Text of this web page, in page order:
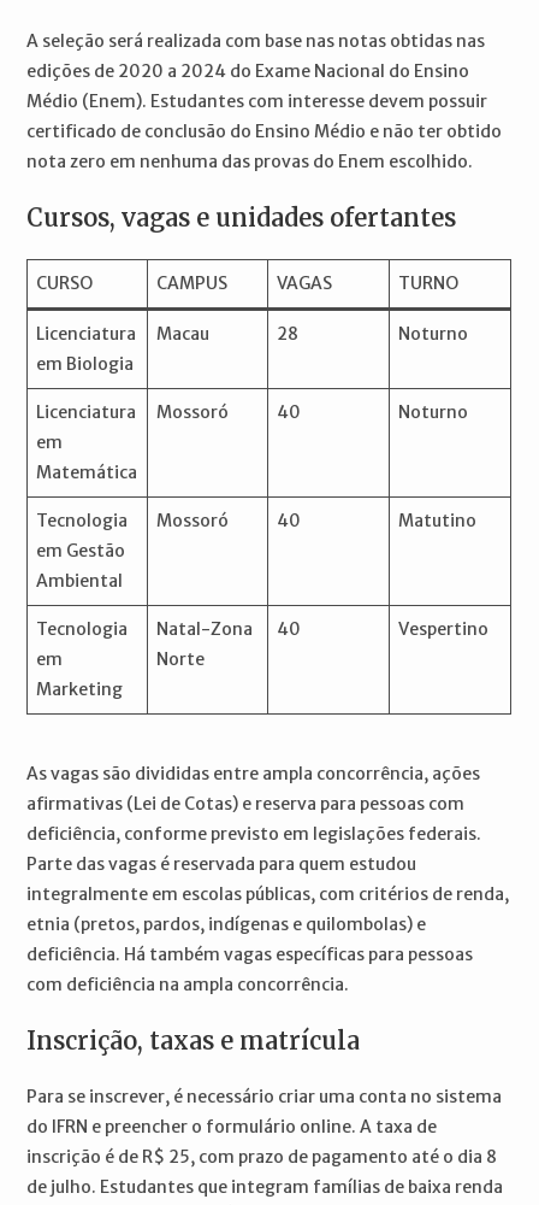
A seleção será realizada com base nas notas obtidas nas
edições de 2020 a 2024 do Exame Nacional do Ensino
Médio (Enem). Estudantes com interesse devem possuir
certificado de conclusão do Ensino Médio e não ter obtido
nota zero em nenhuma das provas do Enem escolhido.
Cursos, vagas e unidades ofertantes
CURSO CAMPUS VAGAS TURNO
Licenciatura
em Biologia
Macau 28 Noturno
Licenciatura
em
Matemática
Mossoró 40 Noturno
Tecnologia
em Gestão
Ambiental
Mossoró 40 Matutino
Tecnologia
em
Marketing
Natal-Zona
Norte
40 Vespertino
As vagas são divididas entre ampla concorrência, ações
afirmativas (Lei de Cotas) e reserva para pessoas com
deficiência, conforme previsto em legislações federais.
Parte das vagas é reservada para quem estudou
integralmente em escolas públicas, com critérios de renda,
etnia (pretos, pardos, indígenas e quilombolas) e
deficiência. Há também vagas específicas para pessoas
com deficiência na ampla concorrência.
Inscrição, taxas e matrícula
Para se inscrever, é necessário criar uma conta no sistema
do IFRN e preencher o formulário online. A taxa de
inscrição é de R$ 25, com prazo de pagamento até o dia 8
de julho. Estudantes que integram famílias de baixa renda